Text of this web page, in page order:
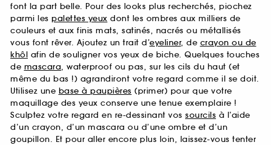
font la part belle. Pour des looks plus recherchés, piochez
parmi les palettes yeux dont les ombres aux milliers de
couleurs et aux finis mats, satinés, nacrés ou métallisés
vous font rêver. Ajoutez un trait d’eyeliner, de crayon ou de
khôl afin de souligner vos yeux de biche. Quelques touches
de mascara, waterproof ou pas, sur les cils du haut (et
même du bas !) agrandiront votre regard comme il se doit.
Utilisez une base à paupières (primer) pour que votre
maquillage des yeux conserve une tenue exemplaire !
Sculptez votre regard en re-dessinant vos sourcils à l’aide
d’un crayon, d’un mascara ou d’une ombre et d’un
goupillon. Et pour aller encore plus loin, laissez-vous tenter